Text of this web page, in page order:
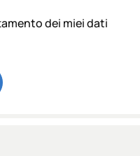
dei miei dati